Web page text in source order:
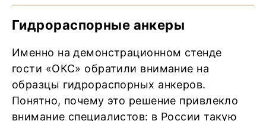
Гидрораспорные анкеры
Именно на демонстрационном стенде
гости «ОКС» обратили внимание на
образцы гидрораспорных анкеров.
Понятно, почему это решение привлекло
внимание специалистов: в России такую